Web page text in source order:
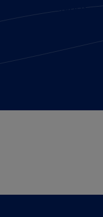
catas a ciegas.